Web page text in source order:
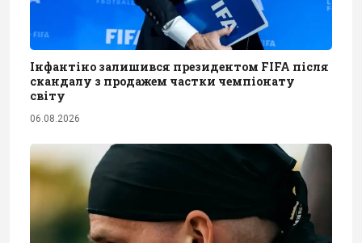
Інфантіно залишився президентом FIFA після
скандалу з продажем частки чемпіонату
світу
06.08.2026